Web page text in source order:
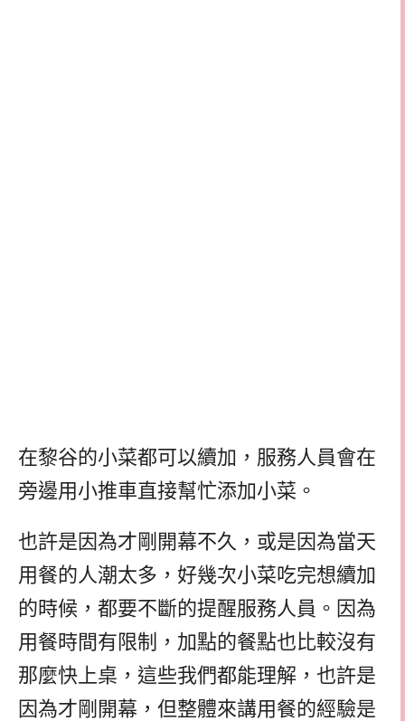
在黎谷的小菜都可以續加，服務人員會在
旁邊用小推車直接幫忙添加小菜。
也許是因為才剛開幕不久，或是因為當天
用餐的人潮太多，好幾次小菜吃完想續加
的時候，都要不斷的提醒服務人員。因為
用餐時間有限制，加點的餐點也比較沒有
那麼快上桌，這些我們都能理解，也許是
因為才剛開幕，但整體來講用餐的經驗是